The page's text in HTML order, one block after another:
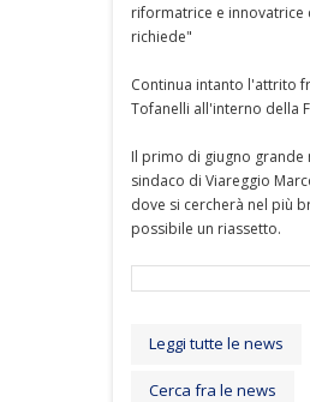
riformatrice e innovatrice
richiede"
Continua intanto l'attrito
Tofanelli all'interno della
Il primo di giugno grande
sindaco di Viareggio
dove si cercherà nel più
possibile un riassetto.
Leggi tutte le news
Cerca fra le news